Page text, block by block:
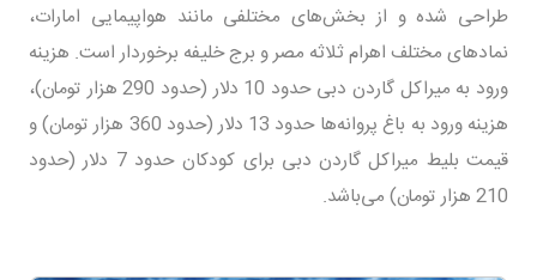
طراحی شده و از بخش‌های مختلفی مانند هواپیمایی امارات،
نمادهای مختلف اهرام ثلاثه مصر و برج خلیفه برخوردار است. هزینه
ورود به میراکل گاردن دبی حدود 10 دلار (حدود 290 هزار تومان)،
هزینه ورود به باغ پروانه‌ها حدود 13 دلار (حدود 360 هزار تومان) و
قیمت بلیط میراکل گاردن دبی برای کودکان حدود 7 دلار (حدود
210 هزار تومان) می‌باشد.